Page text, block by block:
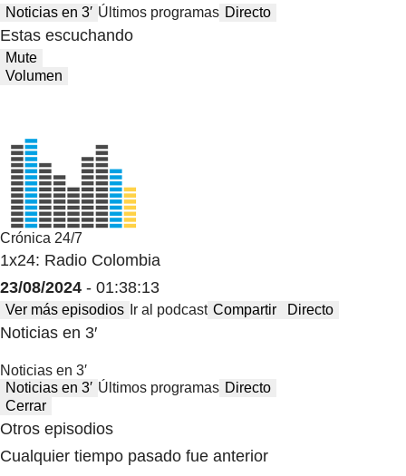
Noticias en 3′ Últimos programas Directo
Estas escuchando
Mute
Volumen
Crónica 24/7
1x24: Radio Colombia
23/08/2024 - 01:38:13
Ver más episodios Ir al podcast Compartir Directo
Noticias en 3′
Noticias en 3′
Noticias en 3′ Últimos programas Directo
Cerrar
Otros episodios
Cualquier tiempo pasado fue anterior